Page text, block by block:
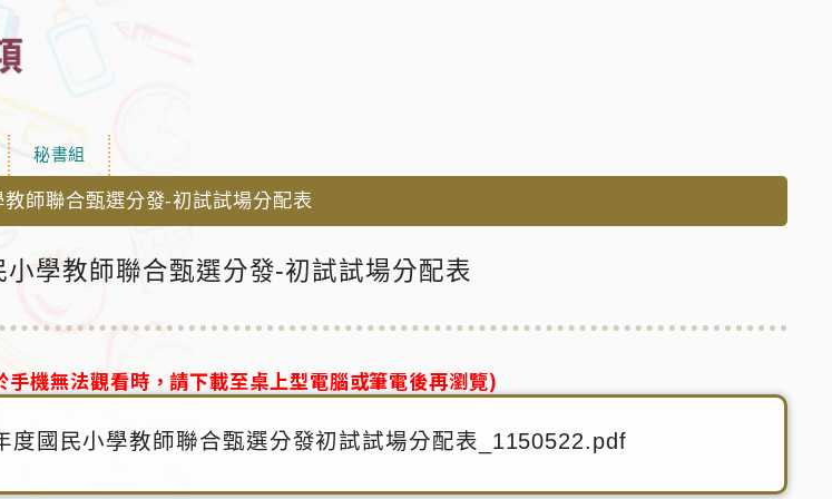
秘書組
師聯合甄選分發-初試試場分配表
學教師聯合甄選分發-初試試場分配表
手機無法觀看時，請下載至桌上型電腦或筆電後再瀏覽)
度國民小學教師聯合甄選分發初試試場分配表_1150522.pdf